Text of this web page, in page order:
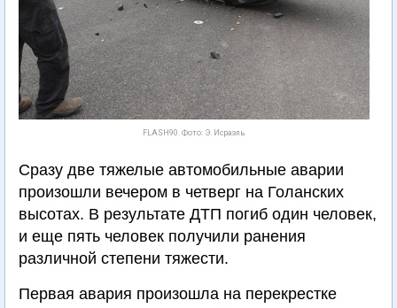
FLASH90. Фото: Э. Исраэль
Сразу две тяжелые автомобильные аварии
произошли вечером в четверг на Голанских
высотах. В результате ДТП погиб один человек,
и еще пять человек получили ранения
различной степени тяжести.
Первая авария произошла на перекрестке